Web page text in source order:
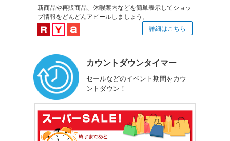
新商品や再販商品、休暇案内などを簡単表示してショッ
プ情報をどんどんアピールしましょう。
楽天市場対応Yahoo!ショッピング対応 詳細はこちら
カウントダウンタイマー
セールなどのイベント期間をカウ
ントダウン！